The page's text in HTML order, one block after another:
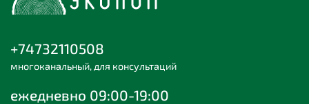
+74732110508
многоканальный, для консультаций
ежедневно 09:00-19:00